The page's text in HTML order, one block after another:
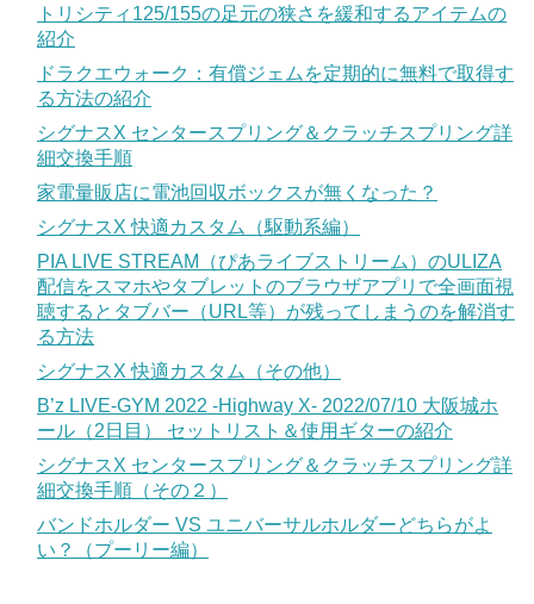
トリシティ125/155の足元の狭さを緩和するアイテムの
紹介
ドラクエウォーク：有償ジェムを定期的に無料で取得す
る方法の紹介
シグナスX センタースプリング＆クラッチスプリング詳
細交換手順
家電量販店に電池回収ボックスが無くなった？
シグナスX 快適カスタム（駆動系編）
PIA LIVE STREAM（ぴあライブストリーム）のULIZA
配信をスマホやタブレットのブラウザアプリで全画面視
聴するとタブバー（URL等）が残ってしまうのを解消す
る方法
シグナスX 快適カスタム（その他）
B’z LIVE-GYM 2022 -Highway X- 2022/07/10 大阪城ホ
ール（2日目） セットリスト＆使用ギターの紹介
シグナスX センタースプリング＆クラッチスプリング詳
細交換手順（その２）
バンドホルダー VS ユニバーサルホルダーどちらがよ
い？（プーリー編）